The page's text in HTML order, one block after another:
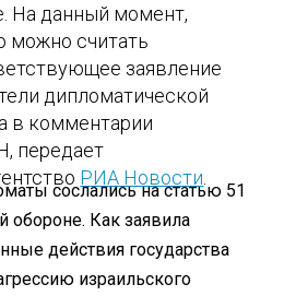
На данный момент,
можно считать
заявление
дипломатической
в комментарии
передает
РИА Новости
сослались на статью 51
обороне. Как заявила
действия государства
израильского